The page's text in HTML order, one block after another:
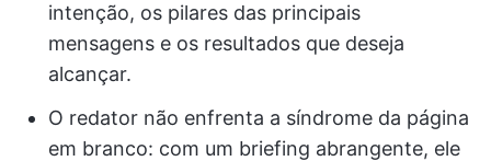
intenção, os pilares das principais
mensagens e os resultados que deseja
alcançar.
O redator não enfrenta a síndrome da página
em branco: com um briefing abrangente, ele